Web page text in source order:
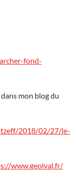
fond-
mon blog du
2018/02/27/le-
www.geolval.fr/